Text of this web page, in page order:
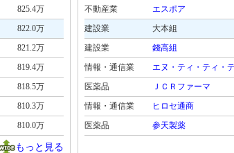
825.4万
822.0万
821.2万
819.4万
818.5万
810.3万
810.0万
もっと見る
不動産業
エスポア
建設業
大本組
建設業
錢高組
情報・通信業
エヌ・ティ・ティ・
医薬品
ＪＣＲファーマ
情報・通信業
ヒロセ通商
医薬品
参天製薬